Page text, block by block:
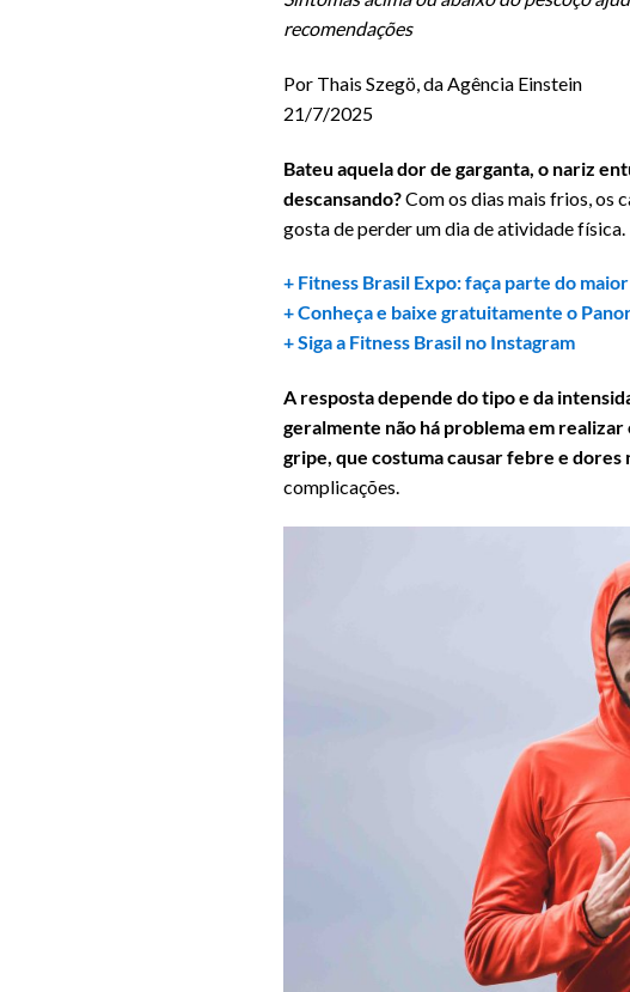
recomendações
Por Thais Szegö, da Agência Einstein
21/7/2025
Bateu aquela dor de garganta, o nariz
descansando?Com os dias mais frios, os
gosta de perder um dia de atividade física.
+ Fitness Brasil Expo: faça parte do
+ Conheça e baixe gratuitamente o
+ Siga a Fitness Brasil no Instagram
A resposta depende do tipo e da
geralmente não há problema em
gripe, que costuma causar febre e
complicações.